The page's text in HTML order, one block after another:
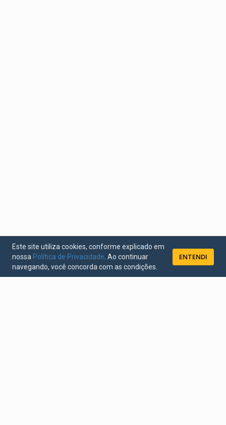
Este site utiliza cookies, conforme explicado em
nossa Política de Privacidade . Ao continuar
navegando, você concorda com as condições.
ENTENDI